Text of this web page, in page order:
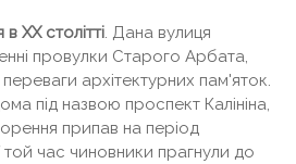
XX столітті. Дана вулиця
провулки Старого Арбата,
архітектурних пам'яток.
під назвою проспект Калініна,
припав на період
час чиновники прагнули до